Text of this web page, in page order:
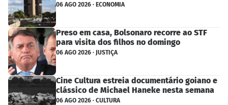
06 AGO 2026 · ECONOMIA
Preso em casa, Bolsonaro recorre ao STF
para visita dos filhos no domingo
06 AGO 2026 · JUSTIÇA
Cine Cultura estreia documentário goiano e
clássico de Michael Haneke nesta semana
06 AGO 2026 · CULTURA